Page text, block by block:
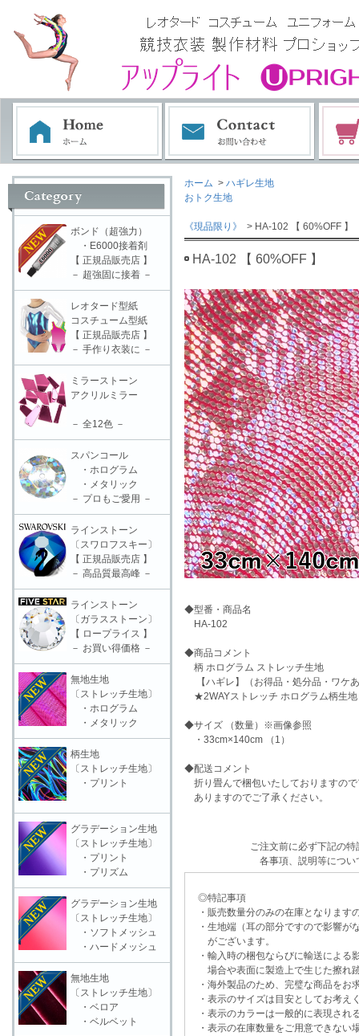
ホーム > ハギレ生地
おトク生地
《現品限り》 > HA-102 【 60%OFF 】
HA-102 【 60%OFF 】
◆型番・商品名
HA-102
◆商品コメント
柄 ホログラム ストレッチ生地
【ハギレ】（お得品・処分品・ワケ
★2WAYストレッチ ホログラム柄生地
◆サイズ （数量）※画像参照
・33cm×140cm （1）
◆配送コメント
折り畳んで梱包いたしておりますの
ありますのでご了承ください。
ご注文前に必ず下記の
各事項、説明等につい
◎特記事項
・販売数量分のみの在庫となります
・生地端（耳の部分ですので影響が
がございます。
・輸入時の梱包ならびに輸送による
場合や表面に製造上で生じた擦れ
・海外製品のため、完璧な商品をお
・表示のサイズは目安としてお考え
・表示のカラーは一般的に表現され
・表示の在庫数量をご用意できな
ボンド（超強力）
・E6000接着剤
【 正規品販売店 】
－ 超強固に接着 －
レオタード型紙
コスチューム型紙
【 正規品販売店 】
－ 手作り衣装に －
ミラーストーン
アクリルミラー
－ 全12色 －
スパンコール
・ホログラム
・メタリック
－ プロもご愛用 －
ラインストーン
〔スワロフスキー〕
【 正規品販売店 】
－ 高品質最高峰 －
ラインストーン
〔ガラスストーン〕
【 ロープライス 】
－ お買い得価格 －
無地生地
〔ストレッチ生地〕
・ホログラム
・メタリック
柄生地
〔ストレッチ生地〕
・プリント
グラデーション生地
〔ストレッチ生地〕
・プリント
・プリズム
グラデーション生地
〔ストレッチ生地〕
・ソフトメッシュ
・ハードメッシュ
無地生地
〔ストレッチ生地〕
・ベロア
・ベルベット